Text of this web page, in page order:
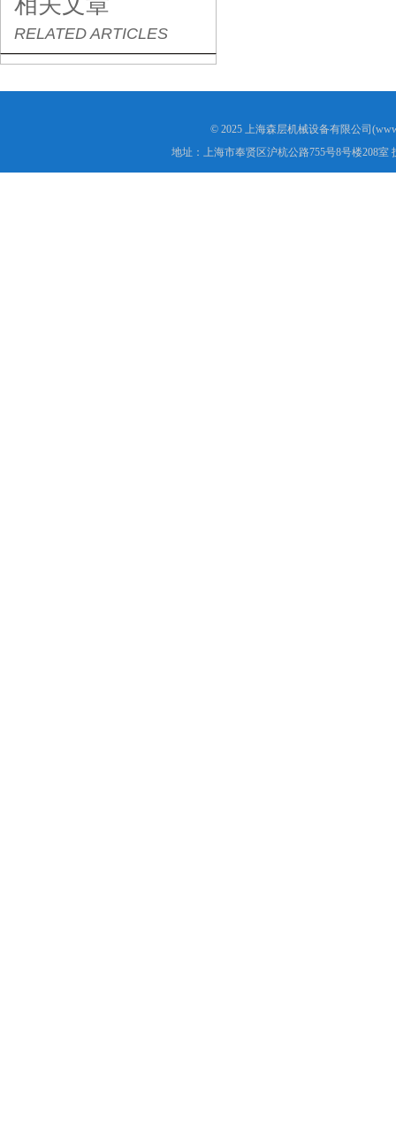
RELATED ARTICLES
© 2025 上海森层机械设备有限公司
地址：上海市奉贤区沪杭公路755号8号楼208室